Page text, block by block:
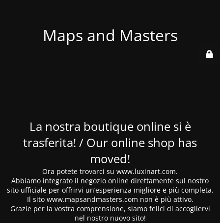
Maps and Masters
La nostra boutique online si è
trasferita! / Our online shop has
moved!
Ora potete trovarci su www.luxinart.com.
Abbiamo integrato il negozio online direttamente sul nostro
sito ufficiale per offrirvi un’esperienza migliore e più completa.
Il sito www.mapsandmasters.com non è più attivo.
Grazie per la vostra comprensione, siamo felici di accogliervi
nel nostro nuovo sito!